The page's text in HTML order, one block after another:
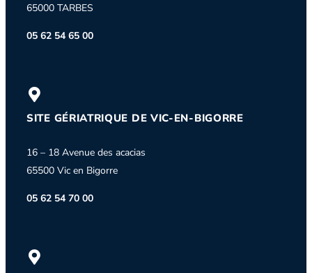
65000 TARBES
05 62 54 65 00
SITE GÉRIATRIQUE DE VIC-EN-BIGORRE
16 – 18 Avenue des acacias
65500 Vic en Bigorre
05 62 54 70 00